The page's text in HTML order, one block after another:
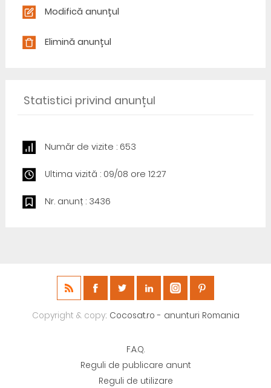
Modifică anunțul
Elimină anunțul
Statistici privind anunțul
Număr de vizite : 653
Ultima vizită : 09/08 ore 12:27
Nr. anunț : 3436
Copyright & copy; Cocosat.ro - anunturi Romania
F.A.Q.
Reguli de publicare anunt
Reguli de utilizare